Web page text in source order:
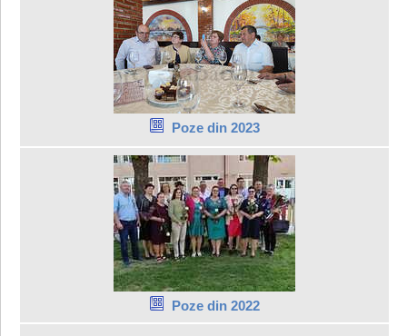
Poze din 2023
Poze din 2022